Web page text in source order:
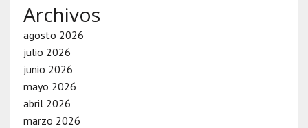
Archivos
agosto 2026
julio 2026
junio 2026
mayo 2026
abril 2026
marzo 2026